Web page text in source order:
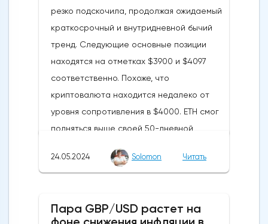
резко подскочила, продолжая ожидаемый
краткосрочный и внутридневной бычий
тренд. Следующие основные позиции
находятся на отметках $3900 и $4097
соответственно. Похоже, что
криптовалюта находится недалеко от
уровня сопротивления в $4000. ETH смог
подняться выше своей 50-дневной
бычьих колебаний, которые могут развеять
криптовалюты.Курс супер-альткоина не
24.05.2024 Solomon Читать
Пара GBP/USD растет на